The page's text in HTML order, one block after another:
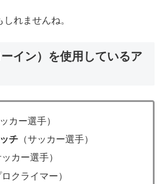
れませんね。
イン）を使用しているア
ッカー選手）
チ （サッカー選手）
ッカー選手）
ロクライマー）